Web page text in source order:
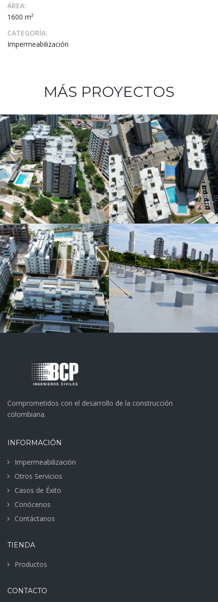
ÁREA:
1600 m²
CATEGORÍA:
Impermeabilización
MÁS PROYECTOS
Silbador Etapa
1
Concesionario
Hyunday
Comprometidos con el desarrollo de la construcción
colombiana.
INFORMACIÓN
Impermeabilización
Otros Servicios
Casos de Éxito
Conócenos
Contáctanos
TIENDA
Productos
CONTACTO